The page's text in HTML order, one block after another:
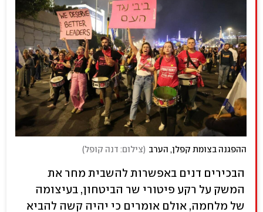
ההפגנה בצומת קפלן, הערב (צילום: דנה קופל)
הבכירים דנים באפשרות להשבית מחר את
המשק על רקע פיטורי שר הביטחון, בעיצומה
של מלחמה, אולם אומרים כי יהיה קשה להביא